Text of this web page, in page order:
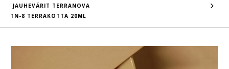
JAUHEVÄRIT TERRANOVA
TN-8 TERRAKOTTA 20ML